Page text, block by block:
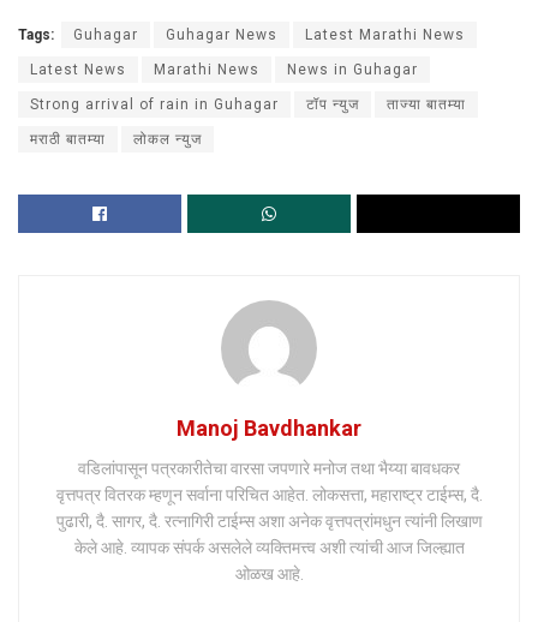
Tags: Guhagar Guhagar News Latest Marathi News
Latest News Marathi News News in Guhagar
Strong arrival of rain in Guhagar टॉप न्युज ताज्या बातम्या
मराठी बातम्या लोकल न्युज
Manoj Bavdhankar
वडिलांपासून पत्रकारीतेचा वारसा जपणारे मनोज तथा भैय्या बावधकर
वृत्तपत्र वितरक म्हणून सर्वाना परिचित आहेत. लोकसत्ता, महाराष्ट्र टाईम्स, दै.
पुढारी, दै. सागर, दै. रत्नागिरी टाईम्स अशा अनेक वृत्तपत्रांमधुन त्यांनी लिखाण
केले आहे. व्यापक संपर्क असलेले व्यक्तिमत्त्व अशी त्यांची आज जिल्ह्यात
ओळख आहे.